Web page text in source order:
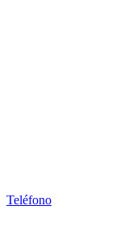
Teléfono